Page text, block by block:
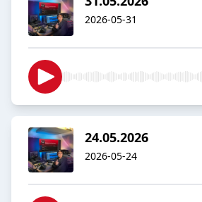
2026-05-31
24.05.2026
2026-05-24